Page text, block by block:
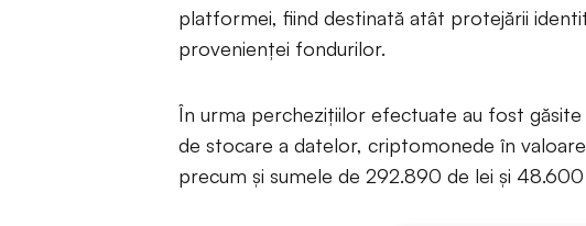
platformei, fiind destinată atât protejării
provenienței fondurilor.
În urma perchezițiilor efectuate au fost
de stocare a datelor, criptomonede în
precum și sumele de 292.890 de lei și